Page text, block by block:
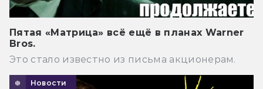
Пятая «Матрица» всё ещё в планах Warner
Bros.
Это стало известно из письма акционерам.
Новости